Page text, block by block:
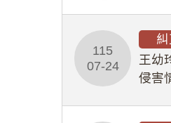
115
07-24
王幼
侵害